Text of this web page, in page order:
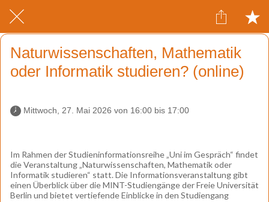
Naturwissenschaften, Mathematik
oder Informatik studieren? (online)
Mittwoch, 27. Mai 2026 von 16:00 bis 17:00
Im Rahmen der Studieninformationsreihe „Uni im Gespräch“ findet
die Veranstaltung „Naturwissenschaften, Mathematik oder
Informatik studieren“ statt. Die Informationsveranstaltung gibt
einen Überblick über die MINT-Studiengänge der Freie Universität
Berlin und bietet vertiefende Einblicke in den Studiengang